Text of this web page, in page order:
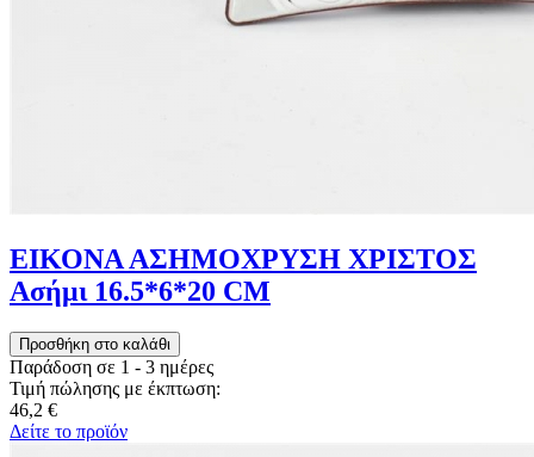
ΕΙΚΟΝΑ ΑΣΗΜΟΧΡΥΣΗ ΧΡΙΣΤΟΣ
Ασήμι 16.5*6*20 CM
Παράδοση σε 1 - 3 ημέρες
Τιμή πώλησης με έκπτωση:
46,2 €
Δείτε το προϊόν